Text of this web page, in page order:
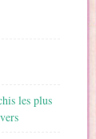
les plus